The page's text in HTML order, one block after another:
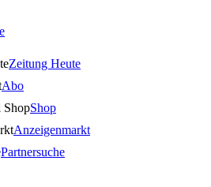
Zeitung Heute
Abo
Shop
Anzeigenmarkt
Partnersuche